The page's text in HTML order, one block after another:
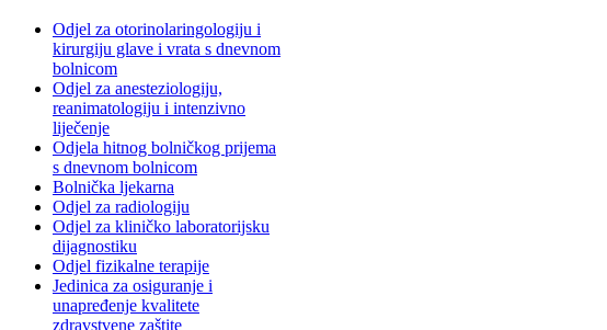
Odjel za otorinolaringologiju i
kirurgiju glave i vrata s dnevnom
bolnicom
Odjel za anesteziologiju,
reanimatologiju i intenzivno
liječenje
Odjela hitnog bolničkog prijema
s dnevnom bolnicom
Bolnička ljekarna
Odjel za radiologiju
Odjel za kliničko laboratorijsku
dijagnostiku
Odjel fizikalne terapije
Jedinica za osiguranje i
unapređenje kvalitete
zdravstvene zaštite